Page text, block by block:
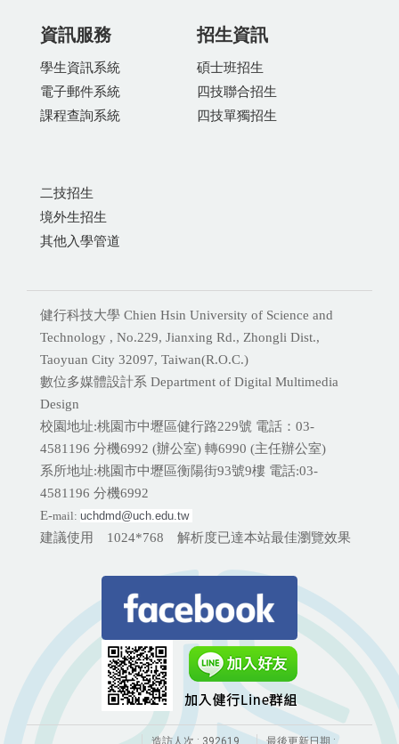
資訊服務
學生資訊系統
電子郵件系統
課程查詢系統
招生資訊
碩士班招生
四技聯合招生
四技單獨招生
二技招生
境外生招生
其他入學管道
健行科技大學 Chien Hsin University of Science and
Technology , No.229, Jianxing Rd., Zhongli Dist.,
Taoyuan City 32097, Taiwan(R.O.C.)
數位多媒體設計系 Department of Digital Multimedia
Design
校園地址:桃園市中壢區健行路229號 電話：03-
4581196 分機6992 (辦公室) 轉6990 (主任辦公室)
系所地址:桃園市中壢區衡陽街93號9樓 電話:03-
4581196 分機6992
E-mail: uchdmd@uch.edu.tw
建議使用 1024*768 解析度已達本站最佳瀏覽效果
造訪人次 : 392619 最後更新日期 :